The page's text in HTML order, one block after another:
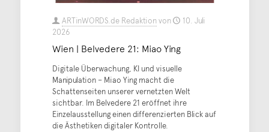
ARTinWORDS.de Redaktionvon
10. Juli
2026
Wien | Belvedere 21: Miao Ying
Digitale Überwachung, KI und visuelle
Manipulation – Miao Ying macht die
Schattenseiten unserer vernetzten Welt
sichtbar. Im Belvedere 21 eröffnet ihre
Einzelausstellung einen differenzierten Blick auf
die Ästhetiken digitaler Kontrolle.